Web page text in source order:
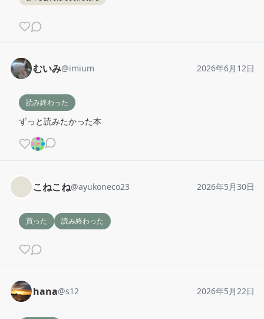
むいみ@imium 2026年6月12日
読み終わった
ずっと読みたかった本
こねこね@ayukoneco23 2026年5月30日
買った 読み終わった
hana@s12 2026年5月22日